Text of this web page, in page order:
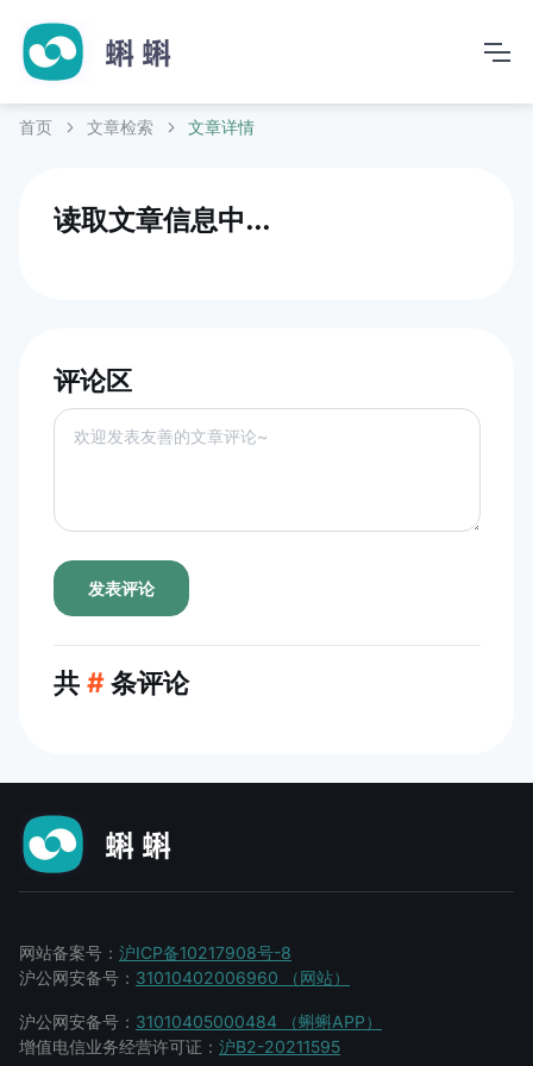
首页 文章检索 文章详情
读取文章信息中...
评论区
发表评论
共 #条评论
网站备案号： 沪ICP备10217908号-8
沪公网安备号： 31010402006960 （网站）
沪公网安备号： 31010405000484 （蝌蝌APP）
增值电信业务经营许可证： 沪B2-20211595